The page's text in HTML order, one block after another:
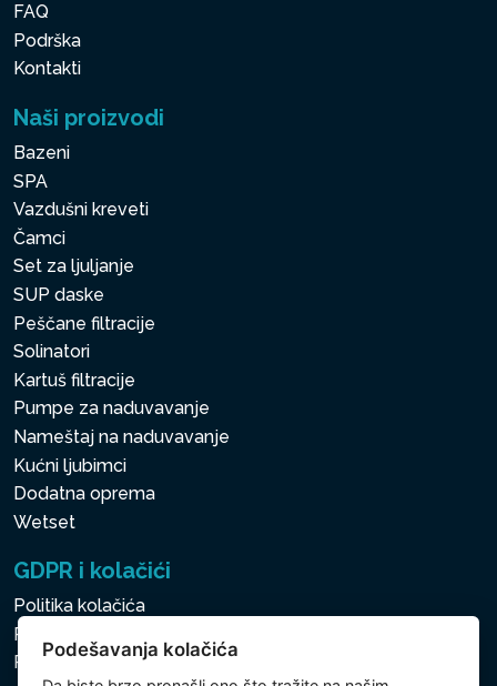
FAQ
Podrška
Kontakti
Naši proizvodi
Bazeni
SPA
Vazdušni kreveti
Čamci
Set za ljuljanje
SUP daske
Peščane filtracije
Solinatori
Kartuš filtracije
Pumpe za naduvavanje
Nameštaj na naduvavanje
Kućni ljubimci
Dodatna oprema
Wetset
GDPR i kolačići
Politika kolačića
Politika zaštite ličnih i drugih obrađivanih podataka
Politika kolačića
Podešavanja kolačića